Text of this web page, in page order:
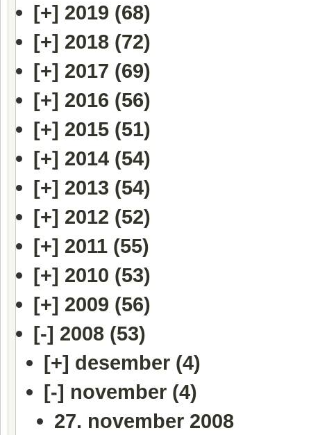
[+] 2019 (68)
[+] 2018 (72)
[+] 2017 (69)
[+] 2016 (56)
[+] 2015 (51)
[+] 2014 (54)
[+] 2013 (54)
[+] 2012 (52)
[+] 2011 (55)
[+] 2010 (53)
[+] 2009 (56)
[-] 2008 (53)
[+] desember (4)
[-] november (4)
27. november 2008